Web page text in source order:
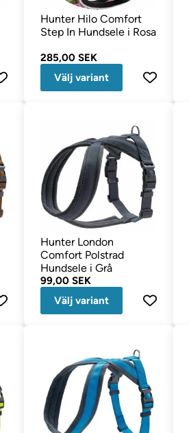
Hunter Hilo Comfort
Step In Hundsele i Rosa
285,00 SEK
Välj variant
Hunter London
Comfort Polstrad
Hundsele i Grå
99,00 SEK
Välj variant